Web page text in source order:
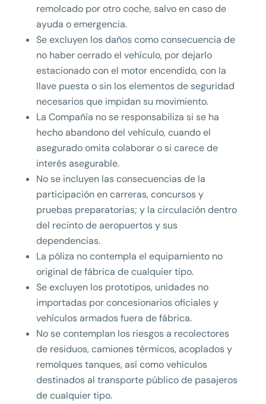
remolcado por otro coche, salvo en caso de
ayuda o emergencia.
Se excluyen los daños como consecuencia de
no haber cerrado el vehículo, por dejarlo
estacionado con el motor encendido, con la
llave puesta o sin los elementos de seguridad
necesarios que impidan su movimiento.
La Compañía no se responsabiliza si se ha
hecho abandono del vehículo, cuando el
asegurado omita colaborar o si carece de
interés asegurable.
No se incluyen las consecuencias de la
participación en carreras, concursos y
pruebas preparatorias; y la circulación dentro
del recinto de aeropuertos y sus
dependencias.
La póliza no contempla el equipamiento no
original de fábrica de cualquier tipo.
Se excluyen los prototipos, unidades no
importadas por concesionarios oficiales y
vehículos armados fuera de fábrica.
No se contemplan los riesgos a recolectores
de residuos, camiones térmicos, acoplados y
remolques tanques, así como vehículos
destinados al transporte público de pasajeros
de cualquier tipo.